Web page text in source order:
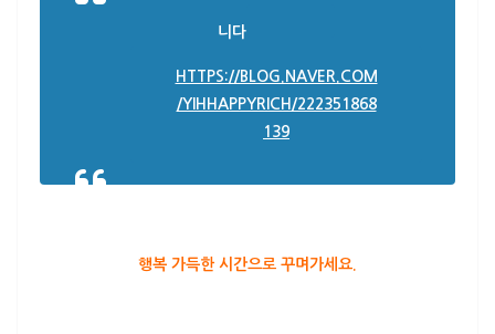
니다
HTTPS://BLOG.NAVER.COM
/YIHHAPPYRICH/222351868
139
행복 가득한 시간으로 꾸며가세요.